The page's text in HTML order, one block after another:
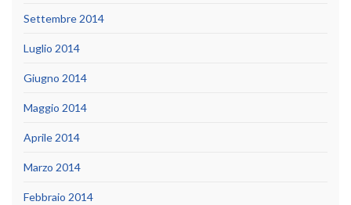
Settembre 2014
Luglio 2014
Giugno 2014
Maggio 2014
Aprile 2014
Marzo 2014
Febbraio 2014